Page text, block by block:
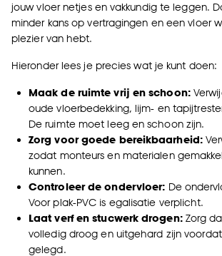
jouw vloer netjes en vakkundig te leggen.
minder kans op vertragingen en een vloer
plezier van hebt.
Hieronder lees je precies wat je kunt doen:
Maak de ruimte vrij en schoon:
oude vloerbedekking, lijm- en
De ruimte moet leeg en schoon zijn.
Zorg voor goede bereikbaarheid:
zodat monteurs en materialen
kunnen.
Controleer de ondervloer: De
Voor plak-PVC is egalisatie verplicht.
Laat verf en stucwerk drogen: Zorg
volledig droog en uitgehard zijn
gelegd.